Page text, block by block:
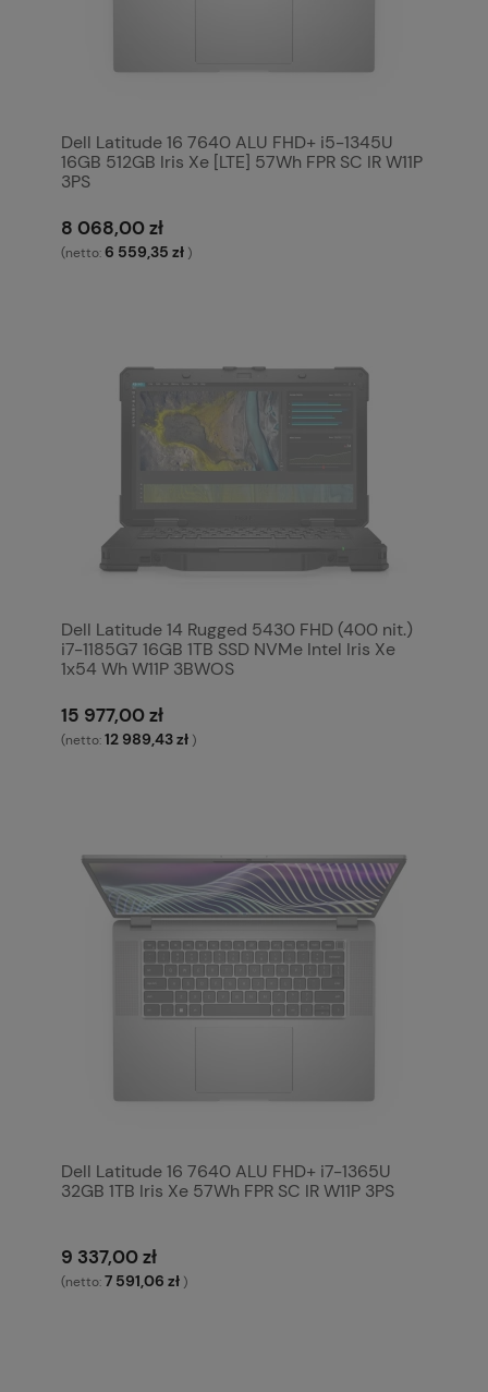
Dell Latitude 16 7640 ALU FHD+ i5-1345U
16GB 512GB Iris Xe [LTE] 57Wh FPR SC IR W11P
3PS
8 068,00 zł
(netto:6 559,35 zł )
Dell Latitude 14 Rugged 5430 FHD (400 nit.)
i7-1185G7 16GB 1TB SSD NVMe Intel Iris Xe
1x54 Wh W11P 3BWOS
15 977,00 zł
(netto:12 989,43 zł )
Dell Latitude 16 7640 ALU FHD+ i7-1365U
32GB 1TB Iris Xe 57Wh FPR SC IR W11P 3PS
9 337,00 zł
(netto:7 591,06 zł )